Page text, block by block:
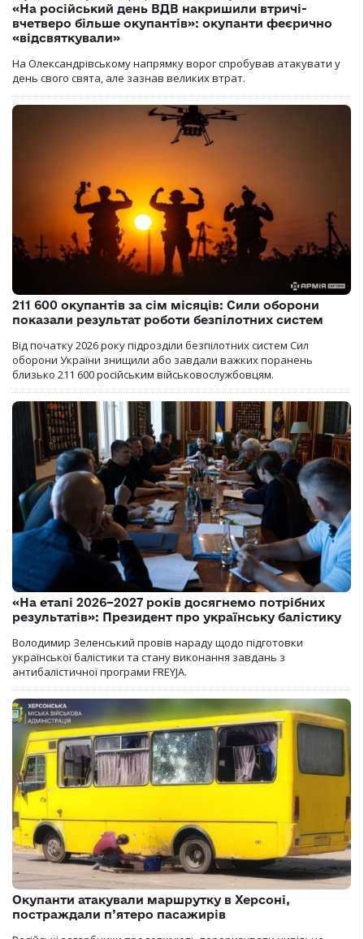
«На російський день ВДВ накришили втричі-
вчетверо більше окупантів»: окупанти феєрично
«відсвяткували»
На Олександрівському напрямку ворог спробував атакувати у
день свого свята, але зазнав великих втрат.
211 600 окупантів за сім місяців: Сили оборони
показали результат роботи безпілотних систем
Від початку 2026 року підрозділи безпілотних систем Сил
оборони України знищили або завдали важких поранень
близько 211 600 російським військовослужбовцям.
«На етапі 2026–2027 років досягнемо потрібних
результатів»: Президент про українську балістику
Володимир Зеленський провів нараду щодо підготовки
української балістики та стану виконання завдань з
антибалістичної програми FREYJA.
Окупанти атакували маршрутку в Херсоні,
постраждали п’ятеро пасажирів